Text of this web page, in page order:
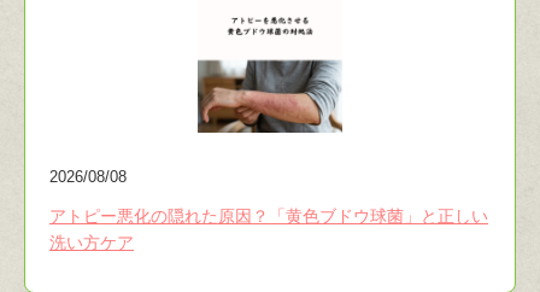
2026/08/08
アトピー悪化の隠れた原因？「黄色ブドウ球菌」と正しい
洗い方ケア